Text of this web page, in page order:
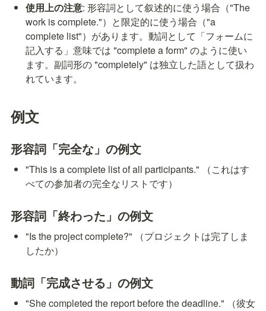
使用上の注意: 形容詞として叙述的に使う場合（"The
work is complete."）と限定的に使う場合（"a
complete list"）があります。動詞として「フォームに
記入する」意味では "complete a form" のように使い
ます。副詞形の "completely" は独立した語として扱わ
れています。
例文
形容詞「完全な」の例文
"This is a complete list of all participants." （これはす
べての参加者の完全なリストです）
形容詞「終わった」の例文
"Is the project complete?" （プロジェクトは完了しま
したか）
動詞「完成させる」の例文
"She completed the report before the deadline." （彼女